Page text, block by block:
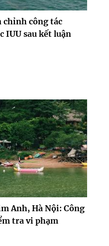
chỉnh công tác
IUU sau kết luận
Anh, Hà Nội: Công
tra vi phạm